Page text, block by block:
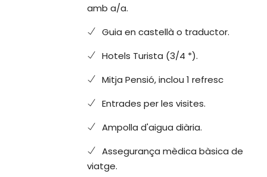
amb a/a.
Guia en castellà o traductor.
Hotels Turista (3/4 *).
Mitja Pensió, inclou 1 refresc
Entrades per les visites.
Ampolla d'aigua diària.
Assegurança mèdica bàsica de
viatge.